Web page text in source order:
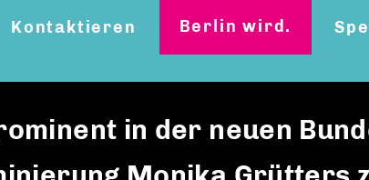
Kontaktieren Berlin wird.
in der neuen